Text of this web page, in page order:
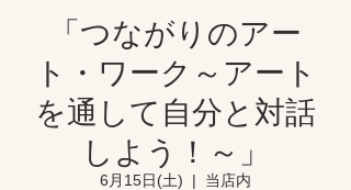
「つながりのアー
ト・ワーク～アート
を通して自分と対話
しよう！～」
6月15日(土)
  |
当店内